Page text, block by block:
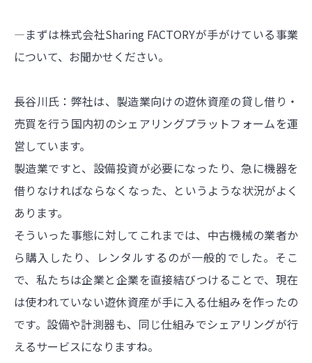
―まずは株式会社Sharing FACTORYが手がけている事業
について、お聞かせください。
長谷川氏：弊社は、製造業向けの遊休資産の貸し借り・
売買を行う国内初のシェアリングプラットフォームを運
営しています。
製造業ですと、設備投資が必要になったり、急に機器を
借りなければならなくなった、というような状況がよく
あります。
そういった事態に対してこれまでは、中古機械の業者か
ら購入したり、レンタルするのが一般的でした。そこ
で、私たちは企業と企業を直接結びつけることで、現在
は使われていない遊休資産が手に入る仕組みを作ったの
です。設備や計測器も、同じ仕組みでシェアリングが行
えるサービスになりますね。